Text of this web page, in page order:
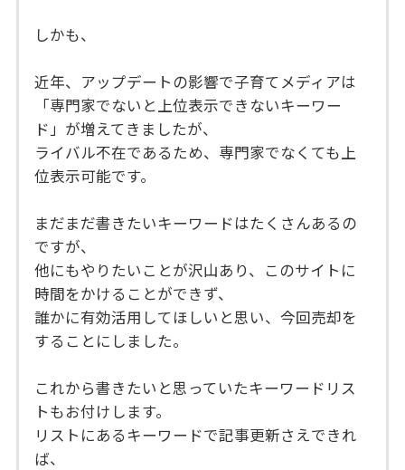
しかも、
近年、アップデートの影響で子育てメディアは
「専門家でないと上位表示できないキーワー
ド」が増えてきましたが、
ライバル不在であるため、専門家でなくても上
位表示可能です。
まだまだ書きたいキーワードはたくさんあるの
ですが、
他にもやりたいことが沢山あり、このサイトに
時間をかけることができず、
誰かに有効活用してほしいと思い、今回売却を
することにしました。
これから書きたいと思っていたキーワードリス
トもお付けします。
リストにあるキーワードで記事更新さえできれ
ば、